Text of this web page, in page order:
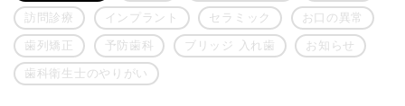
訪問診療 インプラント セラミック お口の異常
歯列矯正 予防歯科 ブリッジ 入れ歯 お知らせ
歯科衛生士のやりがい